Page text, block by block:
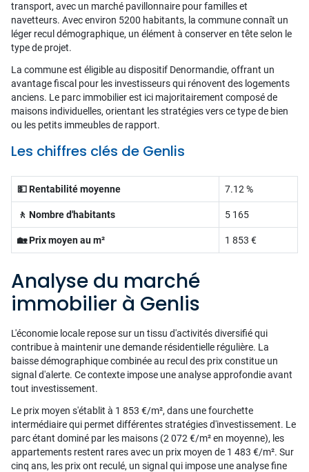
transport, avec un marché pavillonnaire pour familles et
navetteurs. Avec environ 5200 habitants, la commune connaît un
léger recul démographique, un élément à conserver en tête selon le
type de projet.
La commune est éligible au dispositif Denormandie, offrant un
avantage fiscal pour les investisseurs qui rénovent des logements
anciens. Le parc immobilier est ici majoritairement composé de
maisons individuelles, orientant les stratégies vers ce type de bien
ou les petits immeubles de rapport.
Les chiffres clés de Genlis
💵 Rentabilité moyenne 7.12 %
🚶 Nombre d'habitants 5 165
🏡 Prix moyen au m² 1 853 €
Analyse du marché
immobilier à Genlis
L'économie locale repose sur un tissu d'activités diversifié qui
contribue à maintenir une demande résidentielle régulière. La
baisse démographique combinée au recul des prix constitue un
signal d'alerte. Ce contexte impose une analyse approfondie avant
tout investissement.
Le prix moyen s'établit à 1 853 €/m², dans une fourchette
intermédiaire qui permet différentes stratégies d'investissement. Le
parc étant dominé par les maisons (2 072 €/m² en moyenne), les
appartements restent rares avec un prix moyen de 1 483 €/m². Sur
cinq ans, les prix ont reculé, un signal qui impose une analyse fine